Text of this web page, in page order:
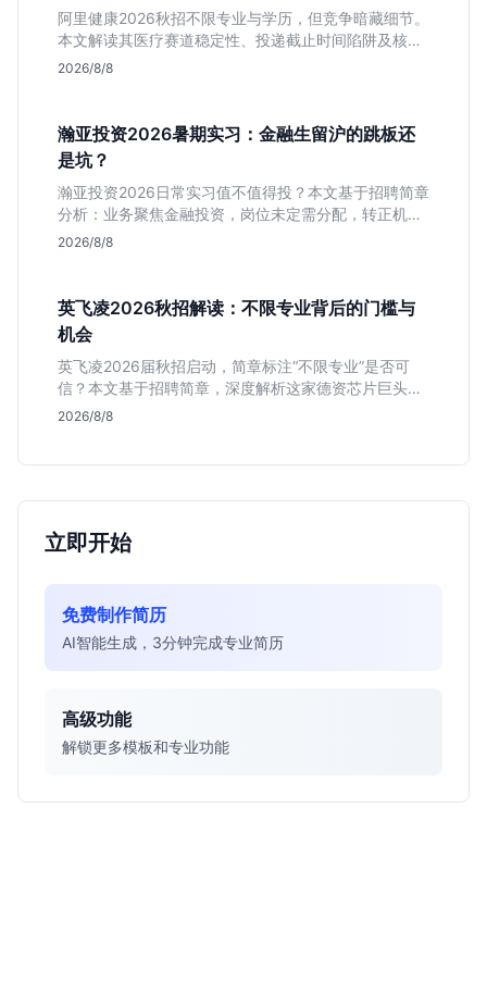
阿里健康2026秋招不限专业与学历，但竞争暗藏细节。
本文解读其医疗赛道稳定性、投递截止时间陷阱及核心
岗位面试节奏，帮应届生判断是否值得投入。
2026/8/8
瀚亚投资2026暑期实习：金融生留沪的跳板还
是坑？
瀚亚投资2026日常实习值不值得投？本文基于招聘简章
分析：业务聚焦金融投资，岗位未定需分配，转正机会
不明确。适合急需上海高含金量实习证明、想接触真实
2026/8/8
英飞凌2026秋招解读：不限专业背后的门槛与
机会
英飞凌2026届秋招启动，简章标注“不限专业”是否可
信？本文基于招聘简章，深度解析这家德资芯片巨头的
行业地位、校招真实门槛及投递策略，助你判断是否值
2026/8/8
立即开始
免费制作简历
AI智能生成，3分钟完成专业简历
高级功能
解锁更多模板和专业功能